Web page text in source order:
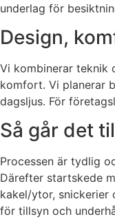
underlag för
Design,
Vi kombinerar teknik
komfort. Vi planerar
dagsljus. För
Så går det
Processen är tydlig
Därefter startskede
kakel/ytor, snickerier
för tillsyn och